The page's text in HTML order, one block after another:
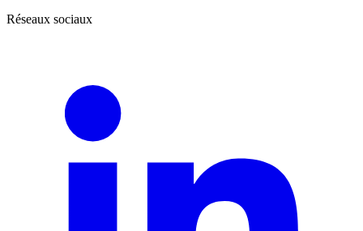
Réseaux sociaux